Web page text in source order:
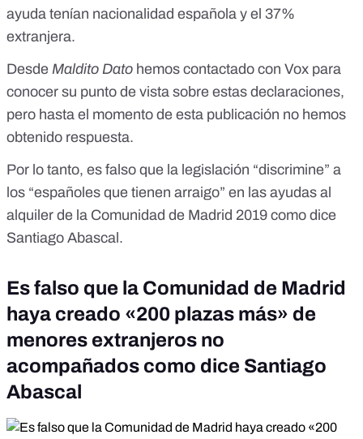
ayuda tenían nacionalidad española y el 37%
extranjera.
Desde Maldito Dato hemos contactado con Vox para
conocer su punto de vista sobre estas declaraciones,
pero hasta el momento de esta publicación no hemos
obtenido respuesta.
Por lo tanto, es falso que la legislación “discrimine” a
los “españoles que tienen arraigo” en las ayudas al
alquiler de la Comunidad de Madrid 2019 como dice
Santiago Abascal.
Es falso que la Comunidad de Madrid
haya creado «200 plazas más» de
menores extranjeros no
acompañados como dice Santiago
Abascal